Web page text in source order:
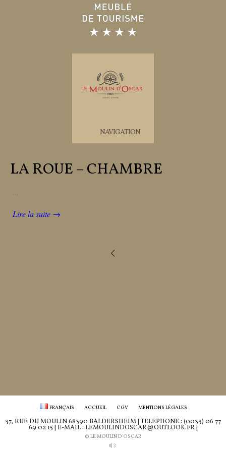
NAVIGATION
LA ROUE – CHAMBRE
...
Lire la suite →
FRANÇAIS ACCUEIL CGV MENTIONS LÉGALES
37, RUE DU MOULIN 68390 BALDERSHEIM | TÉLÉPHONE : (0033) 06 77
69 02 15 | E-MAIL : LEMOULINDOSCAR@OUTLOOK.FR |
© LE MOULIN D'OSCAR